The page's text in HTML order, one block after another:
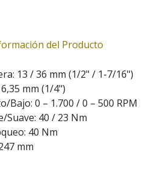
del Producto
13 / 36 mm (1/2" / 1-7/16")
mm (1/4")
Bajo: 0 – 1.700 / 0 – 500 RPM
Suave: 40 / 23 Nm
40 Nm
mm